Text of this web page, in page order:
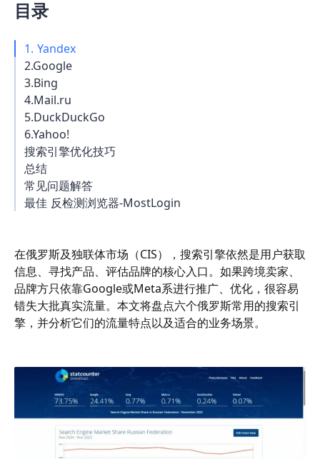
目录
1. Yandex
2.Google
3.Bing
4.Mail.ru
5.DuckDuckGo
6.Yahoo!
搜索引擎优化技巧
总结
常见问题解答
最佳 反检测浏览器-MostLogin
在俄罗斯及独联体市场（CIS），搜索引擎依然是用户获取
信息、寻找产品、评估品牌的核心入口。如果跨境卖家、
品牌方只依靠Google或Meta系进行推广、优化，很容易
错失大批真实流量。本文将盘点六个俄罗斯常用的搜索引
擎，并分析它们的流量特点以及适合的业务场景。